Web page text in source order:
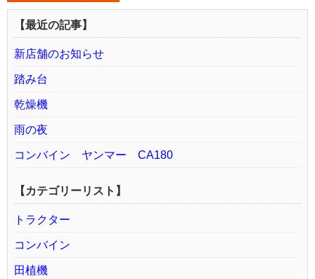
【最近の記事】
新店舗のお知らせ
踏み台
乾燥機
雨の夜
コンバイン ヤンマー CA180
【カテゴリーリスト】
トラクター
コンバイン
田植機